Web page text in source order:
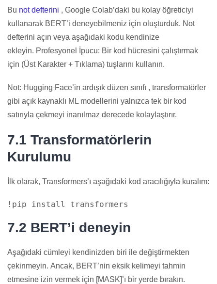
Bu not defterini , Google Colab’daki bu kolay öğreticiyi
kullanarak BERT’i deneyebilmeniz için oluşturduk. Not
defterini açın veya aşağıdaki kodu kendinize
ekleyin. Profesyonel İpucu: Bir kod hücresini çalıştırmak
için (Üst Karakter + Tıklama) tuşlarını kullanın.
Not: Hugging Face’in ardışık düzen sınıfı , transformatörler
gibi açık kaynaklı ML modellerini yalnızca tek bir kod
satırıyla çekmeyi inanılmaz derecede kolaylaştırır.
7.1 Transformatörlerin
Kurulumu
İlk olarak, Transformers’ı aşağıdaki kod aracılığıyla kuralım:
7.2 BERT’i deneyin
Aşağıdaki cümleyi kendinizden biri ile değiştirmekten
çekinmeyin. Ancak, BERT’nin eksik kelimeyi tahmin
etmesine izin vermek için [MASK]’ı bir yerde bırakın.